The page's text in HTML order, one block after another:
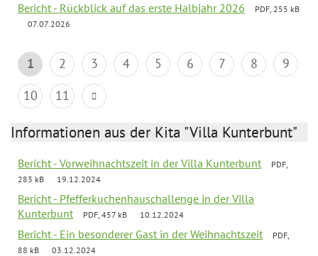
Bericht - Rückblick auf das erste Halbjahr 2026
PDF, 255 kB
07.07.2026
1 2 3 4 5 6 7 8
9
10
11
Informationen aus der Kita "Villa Kunterbunt"
Bericht - Vorweihnachtszeit in der Villa Kunterbunt
PDF,
283 kB
19.12.2024
Bericht - Pfefferkuchenhauschallenge in der Villa
Kunterbunt
PDF, 457 kB 10.12.2024
Bericht - Ein besonderer Gast in der Weihnachtszeit
PDF,
88 kB
03.12.2024